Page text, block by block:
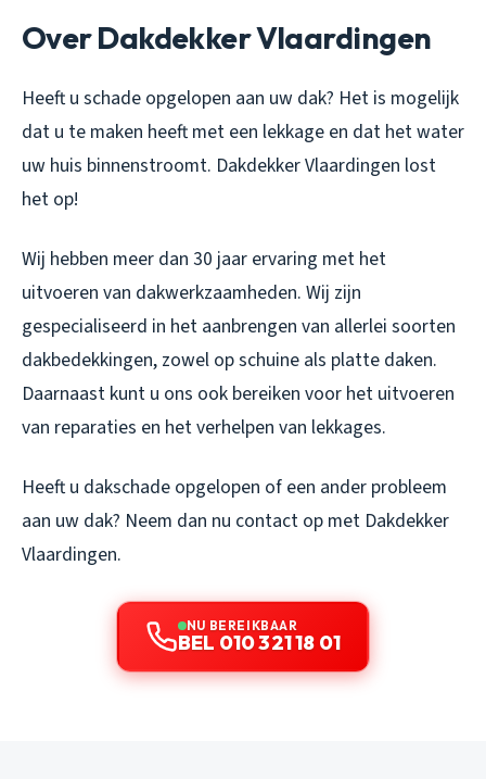
Over Dakdekker Vlaardingen
Heeft u schade opgelopen aan uw dak? Het is mogelijk
dat u te maken heeft met een lekkage en dat het water
uw huis binnenstroomt. Dakdekker Vlaardingen lost
het op!
Wij hebben meer dan 30 jaar ervaring met het
uitvoeren van dakwerkzaamheden. Wij zijn
gespecialiseerd in het aanbrengen van allerlei soorten
dakbedekkingen, zowel op schuine als platte daken.
Daarnaast kunt u ons ook bereiken voor het uitvoeren
van reparaties en het verhelpen van lekkages.
Heeft u dakschade opgelopen of een ander probleem
aan uw dak? Neem dan nu contact op met Dakdekker
Vlaardingen.
NU BEREIKBAAR
BEL 010 321 18 01